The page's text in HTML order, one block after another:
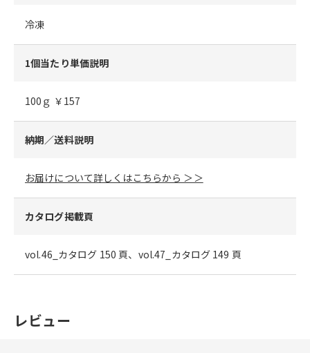
冷凍
1個当たり単価説明
100ｇ ￥157
納期／送料説明
お届けについて詳しくはこちらから ＞＞
カタログ掲載頁
vol.46_カタログ 150 頁、vol.47_カタログ 149 頁
レビュー